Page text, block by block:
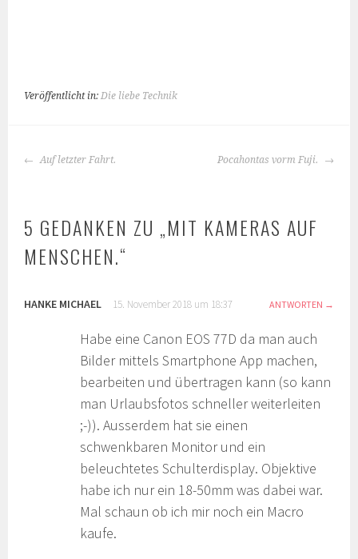
Veröffentlicht in:Die liebe Technik
BEITRAGS-
NAVIGATION
Auf letzter Fahrt. Pocahontas vorm Fuji.
5 GEDANKEN ZU „MIT KAMERAS AUF
MENSCHEN.“
HANKE MICHAEL 15. November 2018 um 18:37 ANTWORTEN
Habe eine Canon EOS 77D da man auch
Bilder mittels Smartphone App machen,
bearbeiten und übertragen kann (so kann
man Urlaubsfotos schneller weiterleiten
;-)). Ausserdem hat sie einen
schwenkbaren Monitor und ein
beleuchtetes Schulterdisplay. Objektive
habe ich nur ein 18-50mm was dabei war.
Mal schaun ob ich mir noch ein Macro
kaufe.